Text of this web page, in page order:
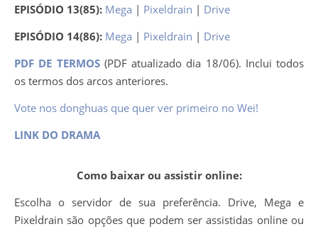
EPISÓDIO 13(85): Mega | Pixeldrain | Drive
EPISÓDIO 14(86): Mega | Pixeldrain | Drive
PDF DE TERMOS(PDF atualizado dia 18/06). Inclui todos
os termos dos arcos anteriores.
Vote nos donghuas que quer ver primeiro no Wei!
LINK DO DRAMA
Como baixar ou assistir online:
Escolha o servidor de sua preferência. Drive, Mega e
Pixeldrain são opções que podem ser assistidas online ou